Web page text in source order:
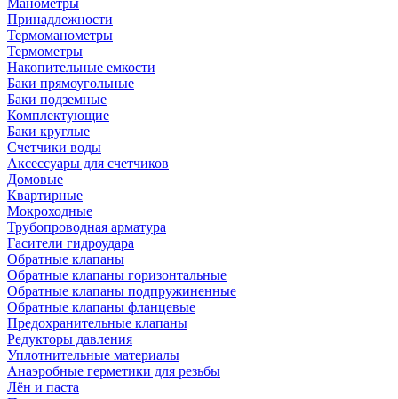
Принадлежности
Термоманометры
Термометры
Накопительные емкости
Баки прямоугольные
Баки подземные
Комплектующие
Баки круглые
Счетчики воды
Аксессуары для счетчиков
Домовые
Квартирные
Мокроходные
Трубопроводная арматура
Гасители гидроудара
Обратные клапаны
Обратные клапаны горизонтальные
Обратные клапаны подпружиненные
Обратные клапаны фланцевые
Предохранительные клапаны
Редукторы давления
Уплотнительные материалы
Анаэробные герметики для резьбы
Лён и паста